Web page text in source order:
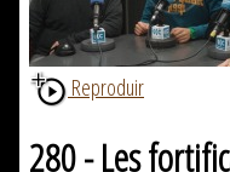
Reproduir
280 - Les